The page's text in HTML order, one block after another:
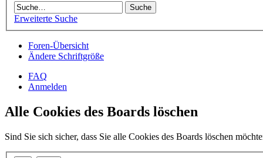
Erweiterte Suche
Foren-Übersicht
Ändere Schriftgröße
FAQ
Anmelden
Alle Cookies des Boards löschen
Sind Sie sich sicher, dass Sie alle Cookies des Boards löschen